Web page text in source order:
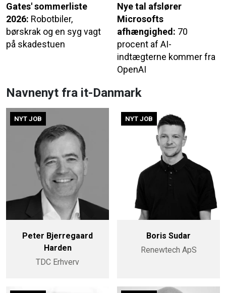
Gates' sommerliste
2026: Robotbiler,
børskrak og en syg vagt
på skadestuen
Nye tal afslører
Microsofts
afhængighed: 70
procent af AI-
indtægterne kommer fra
OpenAI
Navnenyt fra it-Danmark
NYT JOB
Peter Bjerregaard
Harden
TDC Erhverv
NYT JOB
Boris Sudar
Renewtech ApS